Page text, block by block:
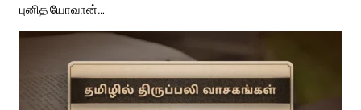
புனித யோவான்…